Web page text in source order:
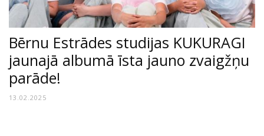
Bērnu Estrādes studijas KUKURAGI
jaunajā albumā īsta jauno zvaigžņu
parāde!
13.02.2025